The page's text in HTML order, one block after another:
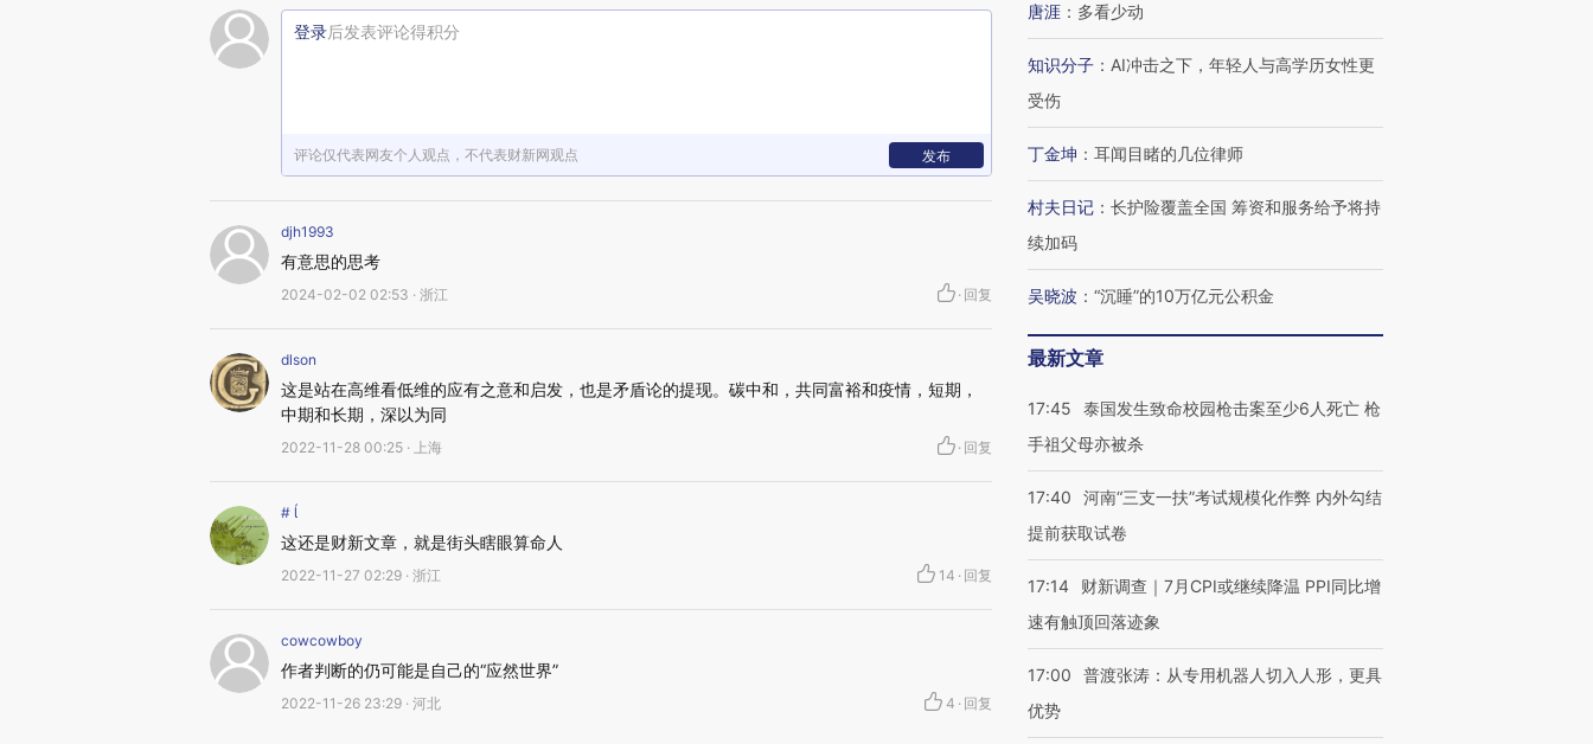
登录后发表评论得积分
评论仅代表网友个人观点，不代表财新网观点 发布
djh1993
有意思的思考
2024-02-02 02:53 · 浙江 · 回复
dlson
这是站在高维看低维的应有之意和启发，也是矛盾论的提现。碳中和，共同富裕和疫情，短期，
中期和长期，深以为同
2022-11-28 00:25 · 上海 · 回复
# 
这还是财新文章，就是街头瞎眼算命人
2022-11-27 02:29 · 浙江 14 · 回复
cowcowboy
作者判断的仍可能是自己的“应然世界”
2022-11-26 23:29 · 河北 4 · 回复
唐涯 ： 多看少动
知识分子 ： AI冲击之下，年轻人与高学历女性更
受伤
丁金坤 ： 耳闻目睹的几位律师
村夫日记 ： 长护险覆盖全国 筹资和服务给予将持
续加码
吴晓波 ： “沉睡”的10万亿元公积金
最新文章
17:45
泰国发生致命校园枪击案至少6人死亡 枪
手祖父母亦被杀
17:40
河南“三支一扶”考试规模化作弊 内外勾结
提前获取试卷
17:14
财新调查｜7月CPI或继续降温 PPI同比增
速有触顶回落迹象
17:00
普渡张涛：从专用机器人切入人形，更具
优势